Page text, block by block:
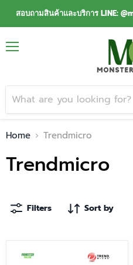
สอบถามสินค้าและบริการ LINE:
Home Trendmicro
Trendmicro
Filters Sort by